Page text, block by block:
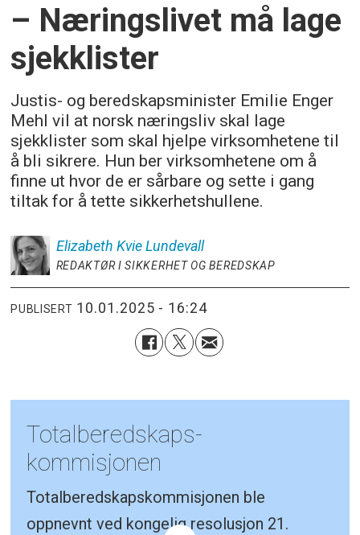
– Næringslivet må lage
sjekklister
Justis- og beredskapsminister Emilie Enger
Mehl vil at norsk næringsliv skal lage
sjekklister som skal hjelpe virksomhetene til
å bli sikrere. Hun ber virksomhetene om å
finne ut hvor de er sårbare og sette i gang
tiltak for å tette sikkerhetshullene.
Elizabeth Kvie Lundevall
REDAKTØR I SIKKERHET OG BEREDSKAP
PUBLISERT 10.01.2025 - 16:24
Totalberedskaps-
kommisjonen
Totalberedskapskommisjonen ble
oppnevnt ved kongelig resolusjon 21.